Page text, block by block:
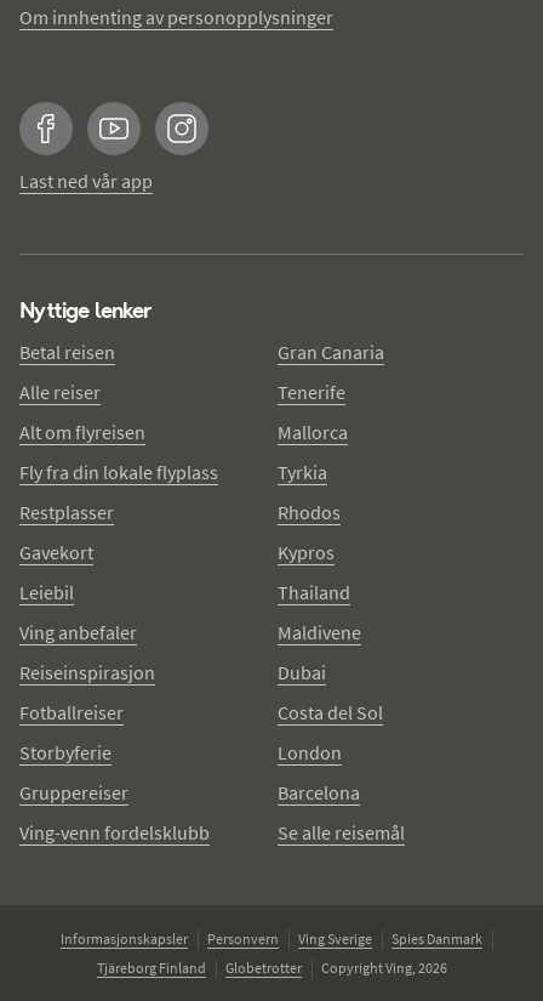
Om innhenting av personopplysninger
FacebookYouTubeInstagram
Last ned vår app
Nyttige lenker
Betal reisen
Alle reiser
Alt om flyreisen
Fly fra din lokale flyplass
Restplasser
Gavekort
Leiebil
Ving anbefaler
Reiseinspirasjon
Fotballreiser
Storbyferie
Gruppereiser
Ving-venn fordelsklubb
Gran Canaria
Tenerife
Mallorca
Tyrkia
Rhodos
Kypros
Thailand
Maldivene
Dubai
Costa del Sol
London
Barcelona
Se alle reisemål
Informasjonskapsler Personvern Ving Sverige
Spies Danmark
Tjäreborg Finland
Globetrotter Copyright Ving, 2026